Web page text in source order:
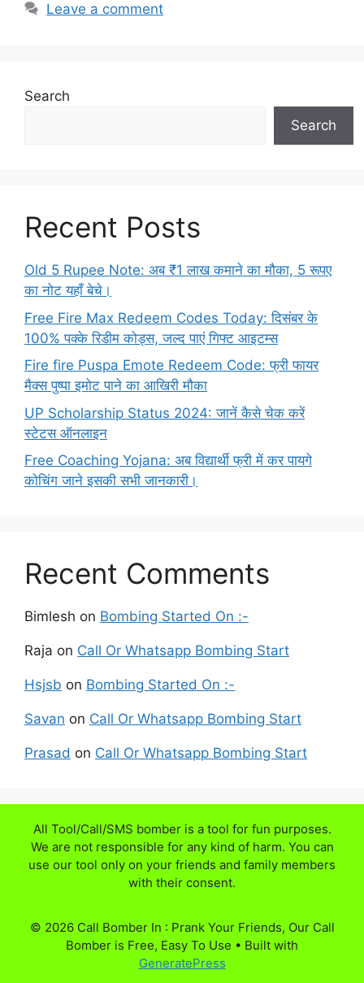
Leave a comment
Search
Search
Recent Posts
Old 5 Rupee Note: अब ₹1 लाख कमाने का मौका, 5 रूपए
का नोट यहाँ बेचे।
Free Fire Max Redeem Codes Today: दिसंबर के
100% पक्के रिडीम कोड्स, जल्द पाएं गिफ्ट आइटम्स
Fire fire Puspa Emote Redeem Code: फ्री फायर
मैक्स पुष्पा इमोट पाने का आखिरी मौका
UP Scholarship Status 2024: जानें कैसे चेक करें
स्टेटस ऑनलाइन
Free Coaching Yojana: अब विद्यार्थी फ्री में कर पायगे
कोचिंग जाने इसकी सभी जानकारी।
Recent Comments
Bimlesh on Bombing Started On :-
Raja on Call Or Whatsapp Bombing Start
Hsjsb on Bombing Started On :-
Savan on Call Or Whatsapp Bombing Start
Prasad on Call Or Whatsapp Bombing Start
All Tool/Call/SMS bomber is a tool for fun purposes.
We are not responsible for any kind of harm. You can
use our tool only on your friends and family members
with their consent.
© 2026 Call Bomber In : Prank Your Friends, Our Call
Bomber is Free, Easy To Use • Built with
GeneratePress